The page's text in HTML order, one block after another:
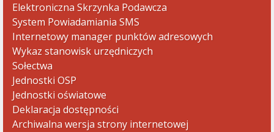
Elektroniczna Skrzynka Podawcza
System Powiadamiania SMS
Internetowy manager punktów adresowych
Wykaz stanowisk urzędniczych
Sołectwa
Jednostki OSP
Jednostki oświatowe
Deklaracja dostępności
Archiwalna wersja strony internetowej